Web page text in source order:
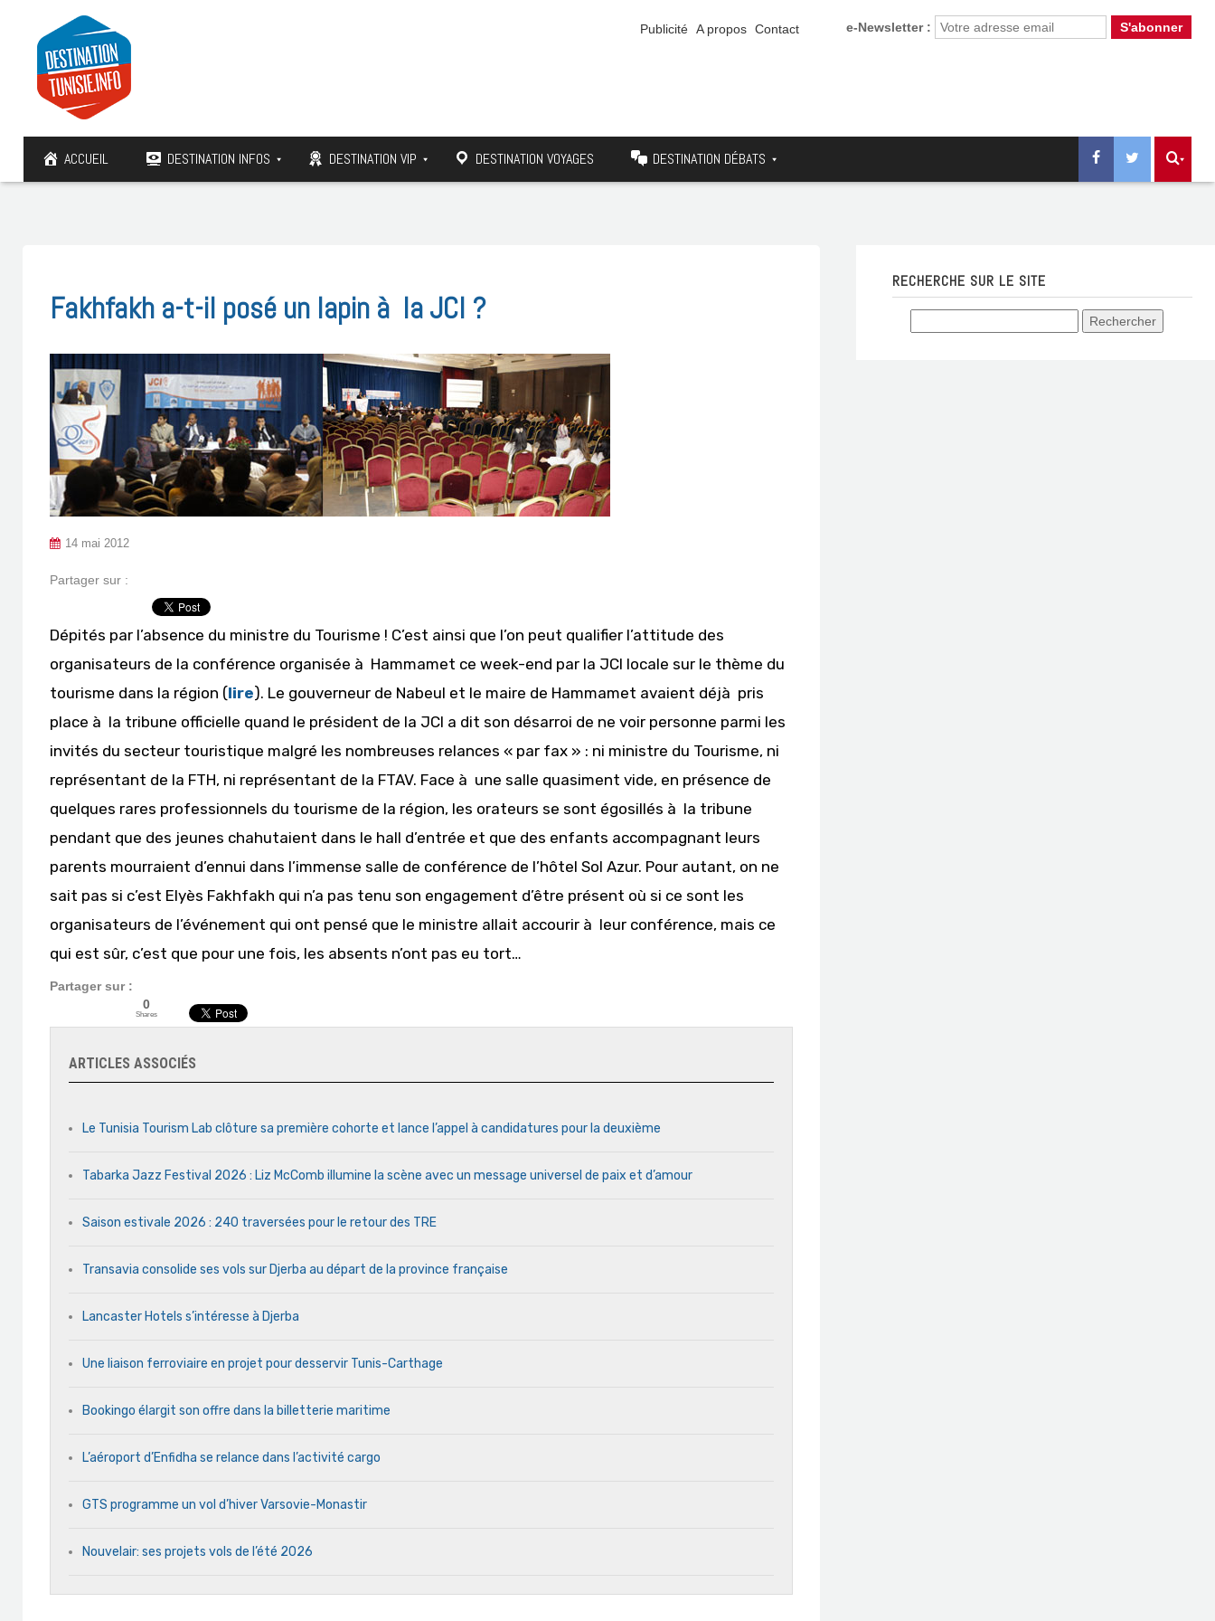
e-Newsletter :
Publicité A propos Contact
ACCUEIL DESTINATION INFOS DESTINATION VIP DESTINATION VOYAGES DESTINATION DÉBATS
Fakhfakh a-t-il posé un lapin à la JCI ?
14 mai 2012
Partager sur :
Dépités par l’absence du ministre du Tourisme ! C’est ainsi que l’on peut qualifier l’attitude des
organisateurs de la conférence organisée à Hammamet ce week-end par la JCI locale sur le thème du
tourisme dans la région (lire). Le gouverneur de Nabeul et le maire de Hammamet avaient déjà pris
place à la tribune officielle quand le président de la JCI a dit son désarroi de ne voir personne parmi les
invités du secteur touristique malgré les nombreuses relances « par fax » : ni ministre du Tourisme, ni
représentant de la FTH, ni représentant de la FTAV. Face à une salle quasiment vide, en présence de
quelques rares professionnels du tourisme de la région, les orateurs se sont égosillés à la tribune
pendant que des jeunes chahutaient dans le hall d’entrée et que des enfants accompagnant leurs
parents mourraient d’ennui dans l’immense salle de conférence de l’hôtel Sol Azur. Pour autant, on ne
sait pas si c’est Elyès Fakhfakh qui n’a pas tenu son engagement d’être présent où si ce sont les
organisateurs de l’événement qui ont pensé que le ministre allait accourir à leur conférence, mais ce
qui est sûr, c’est que pour une fois, les absents n’ont pas eu tort…
Partager sur :
0
Shares
ARTICLES ASSOCIÉS
Le Tunisia Tourism Lab clôture sa première cohorte et lance l’appel à candidatures pour la deuxième
Tabarka Jazz Festival 2026 : Liz McComb illumine la scène avec un message universel de paix et d’amour
Saison estivale 2026 : 240 traversées pour le retour des TRE
Transavia consolide ses vols sur Djerba au départ de la province française
Lancaster Hotels s’intéresse à Djerba
Une liaison ferroviaire en projet pour desservir Tunis-Carthage
Bookingo élargit son offre dans la billetterie maritime
L’aéroport d’Enfidha se relance dans l’activité cargo
GTS programme un vol d’hiver Varsovie-Monastir
Nouvelair: ses projets vols de l’été 2026
RECHERCHE SUR LE SITE